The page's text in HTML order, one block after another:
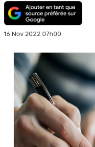
16 Nov 2022 07h00